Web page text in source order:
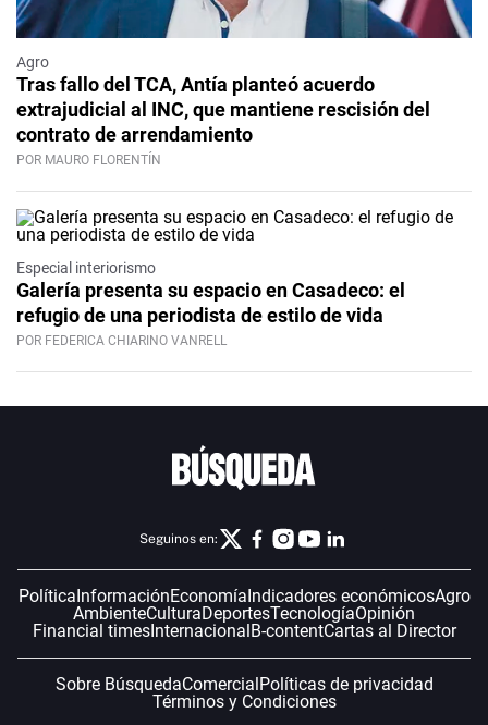
Agro
Tras fallo del TCA, Antía planteó acuerdo
extrajudicial al INC, que mantiene rescisión del
contrato de arrendamiento
POR MAURO FLORENTÍN
Especial interiorismo
Galería presenta su espacio en Casadeco: el
refugio de una periodista de estilo de vida
POR FEDERICA CHIARINO VANRELL
Seguinos en:
PolíticaInformaciónEconomíaIndicadores económicosAgro
AmbienteCulturaDeportesTecnologíaOpinión
Financial timesInternacionalB-contentCartas al Director
Sobre BúsquedaComercialPolíticas de privacidad
Términos y Condiciones